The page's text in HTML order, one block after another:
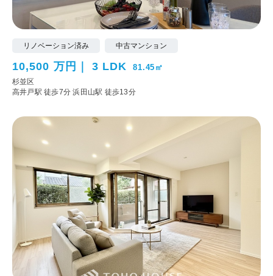
リノベーション済み 中古マンション
10,500 万円 3 LDK 81.45㎡
杉並区
高井戸駅 徒歩7分浜田山駅 徒歩13分